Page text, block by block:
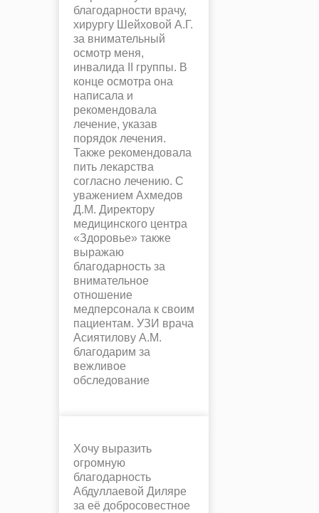
благодарности врачу,
хирургу Шейховой А.Г.
за внимательный
осмотр меня,
инвалида II группы. В
конце осмотра она
написала и
рекомендовала
лечение, указав
порядок лечения.
Также рекомендовала
пить лекарства
согласно лечению. С
уважением Ахмедов
Д.М. Директору
медицинского центра
«Здоровье» также
выражаю
благодарность за
внимательное
отношение
медперсонала к своим
пациентам. УЗИ врача
Асиятилову А.М.
благодарим за
вежливое
обследование
Хочу выразить
огромную
благодарность
Абдуллаевой Диляре
за её добросовестное